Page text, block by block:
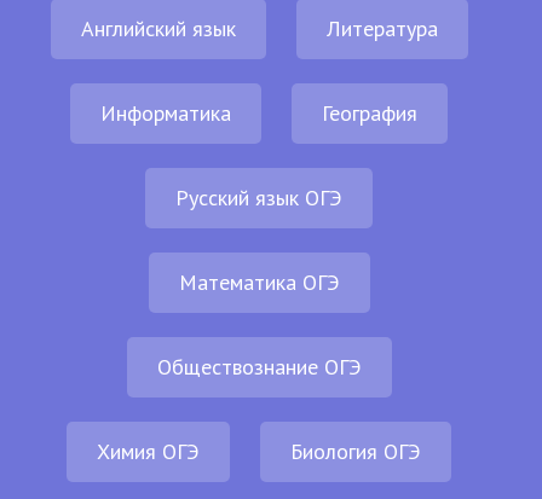
Английский язык Литература
Информатика География
Русский язык ОГЭ
Математика ОГЭ
Обществознание ОГЭ
Химия ОГЭ Биология ОГЭ